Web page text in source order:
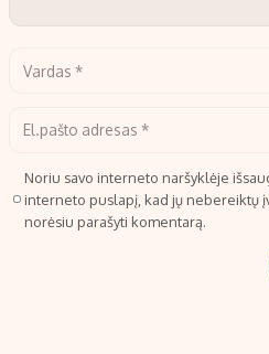
Noriu savo interneto naršyklėje
interneto puslapį, kad jų nebereiktų
norėsiu parašyti komentarą.